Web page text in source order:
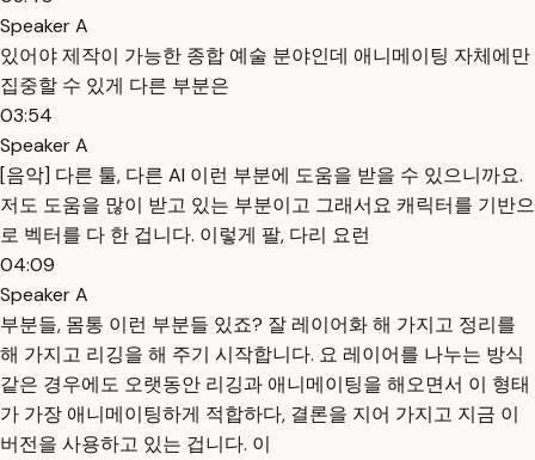
Speaker A
있어야 제작이 가능한 종합 예술 분야인데 애니메이팅 자체에만
집중할 수 있게 다른 부분은
03:54
Speaker A
[음악] 다른 툴, 다른 AI 이런 부분에 도움을 받을 수 있으니까요.
저도 도움을 많이 받고 있는 부분이고 그래서요 캐릭터를 기반으
로 벡터를 다 한 겁니다. 이렇게 팔, 다리 요런
04:09
Speaker A
부분들, 몸통 이런 부분들 있죠? 잘 레이어화 해 가지고 정리를
해 가지고 리깅을 해 주기 시작합니다. 요 레이어를 나누는 방식
같은 경우에도 오랫동안 리깅과 애니메이팅을 해오면서 이 형태
가 가장 애니메이팅하게 적합하다, 결론을 지어 가지고 지금 이
버전을 사용하고 있는 겁니다. 이